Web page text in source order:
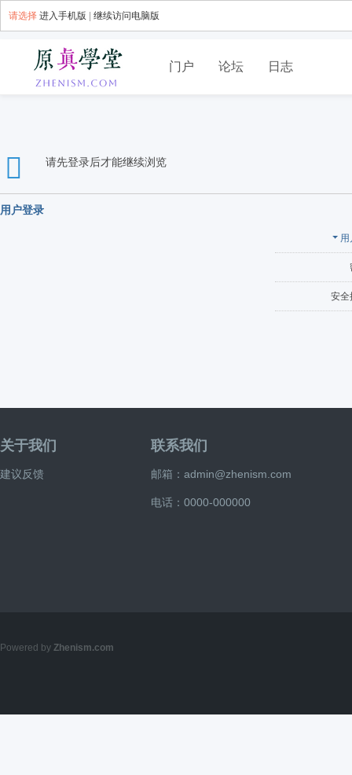
请选择 进入手机版 继续访问电脑版
门户 论坛 日志
请先登录后才能继续浏览
用户登录
用
安全
关于我们
建议反馈
联系我们
邮箱：admin@zhenism.com
电话：0000-000000
Powered by Zhenism.com